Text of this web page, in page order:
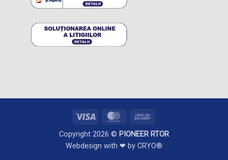
Visa MasterCard
Delivery
Copyright 2026 © PIONEER RTOR
Webdesign with ❤ by CRYO®